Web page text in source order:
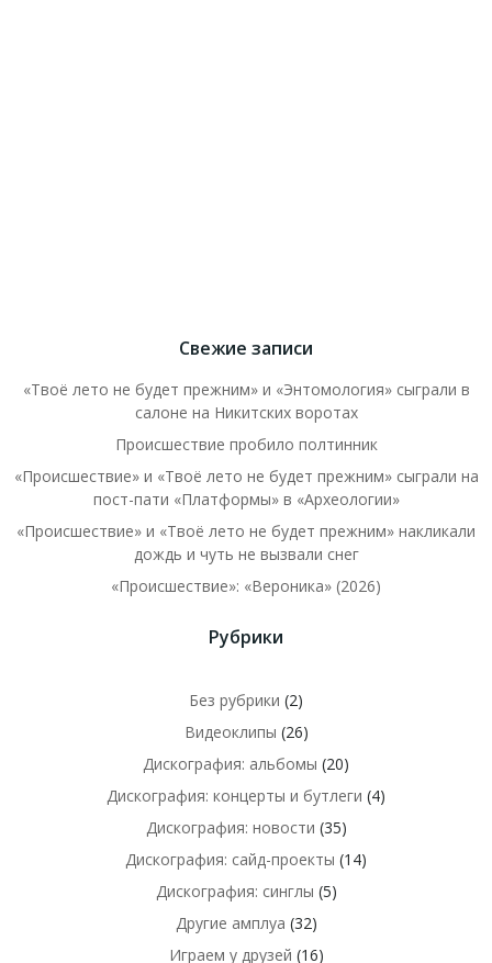
Свежие записи
«Твоё лето не будет прежним» и «Энтомология» сыграли в
салоне на Никитских воротах
Происшествие пробило полтинник
«Происшествие» и «Твоё лето не будет прежним» сыграли на
пост-пати «Платформы» в «Археологии»
«Происшествие» и «Твоё лето не будет прежним» накликали
дождь и чуть не вызвали снег
«Происшествие»: «Вероника» (2026)
Рубрики
Без рубрики (2)
Видеоклипы (26)
Дискография: альбомы (20)
Дискография: концерты и бутлеги (4)
Дискография: новости (35)
Дискография: сайд-проекты (14)
Дискография: синглы (5)
Другие амплуа (32)
Играем у друзей (16)